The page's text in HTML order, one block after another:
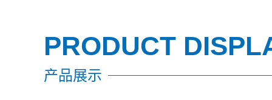
PRODUCT
产品展示